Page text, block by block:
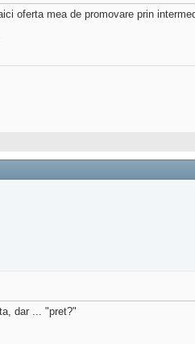
oferta mea de promovare prin
dar ... "pret?"